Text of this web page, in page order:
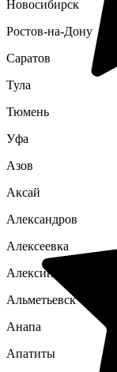
Новосибирск
Ростов-на-Дону
Саратов
Тула
Тюмень
Уфа
Азов
Аксай
Александров
Алексеевка
Алексин
Альметьевск
Анапа
Апатиты